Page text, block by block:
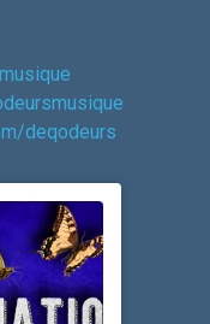
deqodeurs